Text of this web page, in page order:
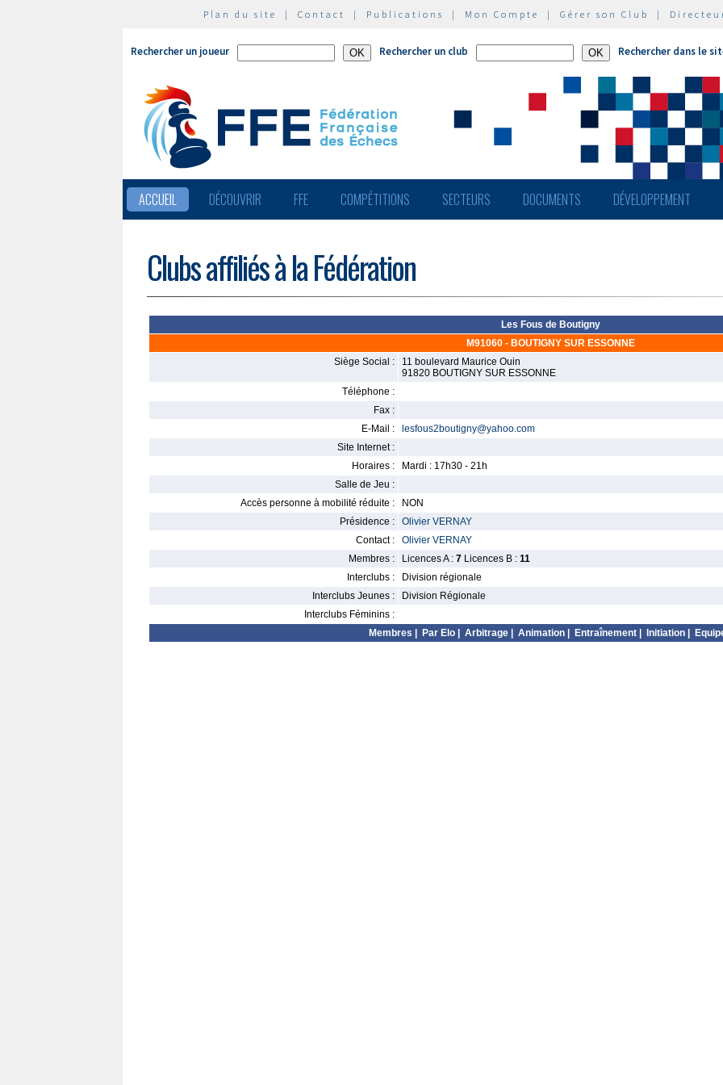
Plan du site | Contact | Publications | Mon Compte | Gérer son Club |
Rechercher un joueur Rechercher un club Rechercher dans le
ACCUEIL DÉCOUVRIR FFE COMPÉTITIONS SECTEURS DOCUMENTS DÉVELOPPEMENT
Clubs affiliés à la Fédération
Les Fous de Boutigny
M91060 - BOUTIGNY SUR ESSONNE
Siège Social :
11 boulevard Maurice Ouin
91820 BOUTIGNY SUR ESSONNE
Téléphone :
Fax :
E-Mail :
lesfous2boutigny@yahoo.com
Site Internet :
Horaires :
Mardi : 17h30 - 21h
Salle de Jeu :
Accès personne à mobilité réduite :
NON
Présidence :
Olivier VERNAY
Contact :
Olivier VERNAY
Membres :
Licences A : 7 Licences B : 11
Interclubs :
Division régionale
Interclubs Jeunes :
Division Régionale
Interclubs Féminins :
Membres
Par Elo Arbitrage Animation Entraînement Initiation